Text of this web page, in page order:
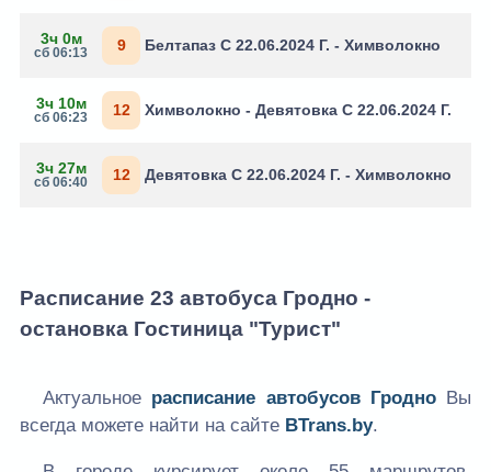
3ч 0м
сб 06:13 9 Белтапаз С 22.06.2024 Г. - Химволокно
3ч 10м
сб 06:23 12 Химволокно - Девятовка С 22.06.2024 Г.
3ч 27м
сб 06:40 12 Девятовка С 22.06.2024 Г. - Химволокно
Расписание 23 автобуса Гродно -
остановка Гостиница "Турист"
Актуальное расписание автобусов ГродноВы
всегда можете найти на сайте BTrans.by.